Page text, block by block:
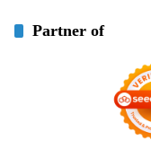
Partner of